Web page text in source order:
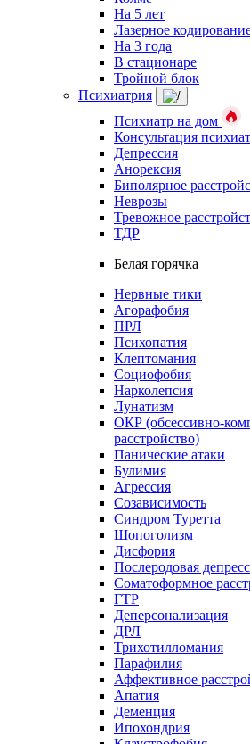
На 5 лет
Лазерное
На 3 года
В стационаре
Тройной блок
Психиатрия
Психиатр на дом
Консультация
Депрессия
Анорексия
Биполярное
Неврозы
Тревожное
ТДР
Белая горячка
Нервные тики
Агорафобия
ПРЛ
Психопатия
Клептомания
Социофобия
Нарколепсия
Лунатизм
ОКР (обсессивно-
расстройство)
Панические атаки
Булимия
Агрессия
Созависимость
Синдром Туретта
Шопоголизм
Дисфория
Послеродовая
Соматоформное
ГТР
Деперсонализация
ДРЛ
Трихотилломания
Парафилия
Аффективное
Апатия
Деменция
Ипохондрия